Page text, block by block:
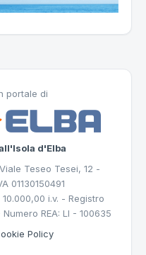
portale di
d'Elba
Teseo Tesei, 12 -
01130150491
i.v. - Registro
REA: LI - 100635
Policy